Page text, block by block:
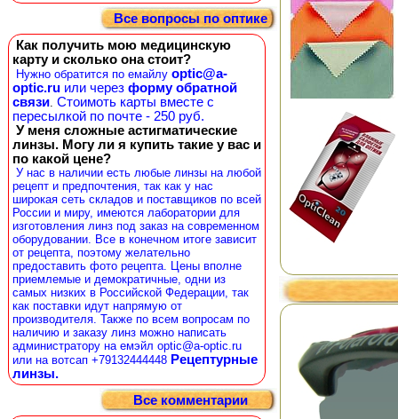
Все вопросы по оптике
Как получить мою медицинскую
карту и сколько она стоит?
Нужно обратится по емайлу optic@a-
optic.ru или через форму обратной
связи. Стоимоть карты вместе с
пересылкой по почте - 250 руб.
У меня сложные астигматические
линзы. Могу ли я купить такие у вас и
по какой цене?
У нас в наличии есть любые линзы на любой
рецепт и предпочтения, так как у нас
широкая сеть складов и поставщиков по всей
России и миру, имеются лаборатории для
изготовления линз под заказ на современном
оборудовании. Все в конечном итоге зависит
от рецепта, поэтому желательно
предоставить фото рецепта. Цены вполне
приемлемые и демократичные, одни из
самых низких в Российской Федерации, так
как поставки идут напрямую от
производителя. Также по всем вопросам по
наличию и заказу линз можно написать
администратору на емэйл optic@a-optic.ru
или на вотсап +79132444448 Рецептурные
линзы.
Все комментарии